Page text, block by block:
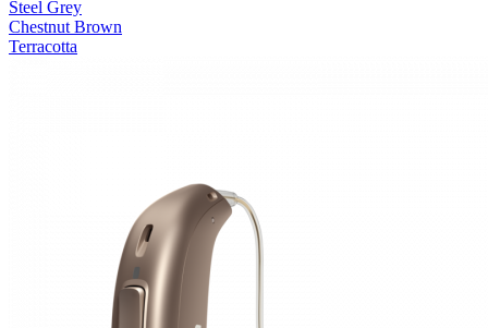
Steel Grey
Chestnut Brown
Terracotta